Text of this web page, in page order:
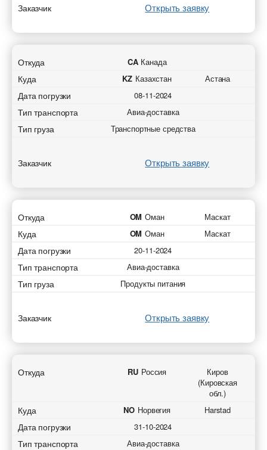
Заказчик Открыть заявку
Откуда CA Канада
Куда KZ Казахстан Астана
Дата погрузки 08-11-2024
Тип транспорта Авиа-доставка
Тип груза Транспортные средства
Заказчик Открыть заявку
Откуда OM Оман Маскат
Куда OM Оман Маскат
Дата погрузки 20-11-2024
Тип транспорта Авиа-доставка
Тип груза Продукты питания
Заказчик Открыть заявку
Откуда RU Россия
Киров
(Кировская
обл.)
Куда NO Норвегия Harstad
Дата погрузки 31-10-2024
Тип транспорта Авиа-доставка